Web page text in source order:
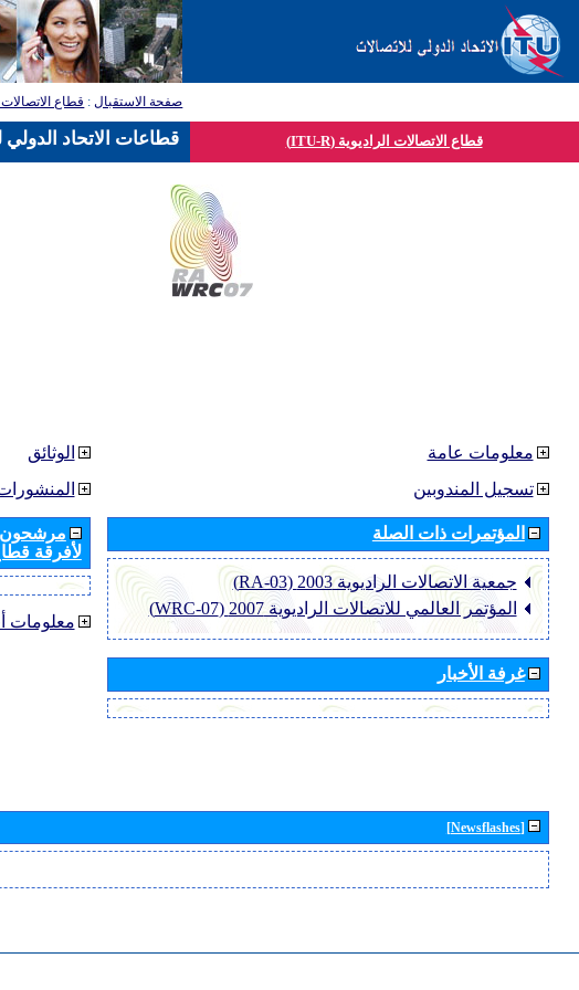
صفحة الاستقبال: قطاع الاتصالات
قطاع الاتصالات الراديوية (ITU-R)
الوثائق
مرشحون
لأفرقة
معلومات
معلومات عامة
تسجيل المندوبين
المؤتمرات ذات الصلة
جمعية الاتصالات الراديوية 2003 (RA-03)
المؤتمر العالمي للاتصالات الراديوية 2007 (WRC-07)
غرفة الأخبار
[Newsflashes]
قطاعات الاتحاد الدولي